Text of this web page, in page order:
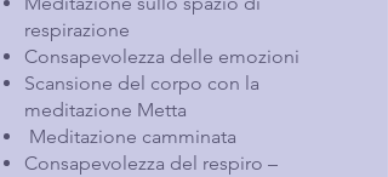
respirazione
Consapevolezza delle emozioni
Scansione del corpo con la
meditazione Metta
Meditazione camminata
Consapevolezza del respiro –